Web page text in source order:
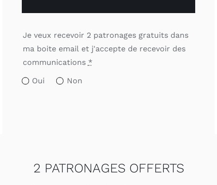
Je veux recevoir 2 patronages gratuits dans
ma boite email et j'accepte de recevoir des
communications *
Oui Non
2 PATRONAGES OFFERTS